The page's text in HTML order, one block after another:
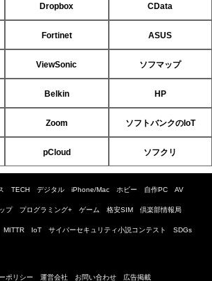
Dropbox CData
Fortinet ASUS
ViewSonic ソフマップ
Belkin HP
Zoom ソフトバンクのIoT
pCloud ソフクリ
TECH デジタル iPhone/Mac ホビー 自作PC AV
プ プログラミング+ ゲーム 格安SIM 倶楽部情報局
MITTR IoT サイバーセキュリティ小説コンテスト SDGs
ポリシー 運営会社 お問い合わせ 広告掲載